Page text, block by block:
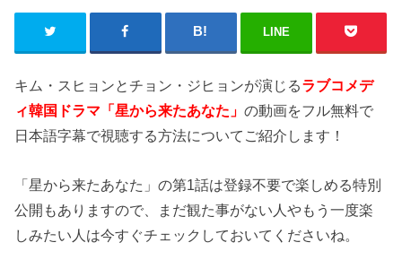
LINE
キム・スヒョンとチョン・ジヒョンが演じるラブコメデ
ィ韓国ドラマ「星から来たあなた」の動画をフル無料で
日本語字幕で視聴する方法についてご紹介します！
「星から来たあなた」の第1話は登録不要で楽しめる特別
公開もありますので、まだ観た事がない人やもう一度楽
しみたい人は今すぐチェックしておいてくださいね。